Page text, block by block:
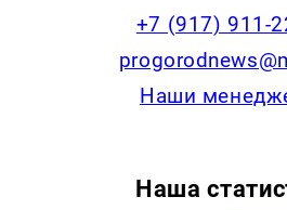
+7 (917) 911-
Наши
Наша